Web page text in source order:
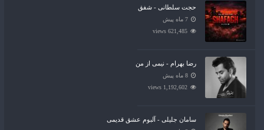
حجت سلطانی - شفق
7 ماه پیش
621,485 views
رضا بهرام - نیمی از من
8 ماه پیش
1,192,602 views
سامان جلیلی - آلبوم عشق قدیمی